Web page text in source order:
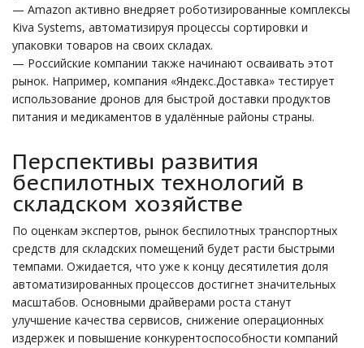
— Amazon активно внедряет роботизированные комплексы
Kiva Systems, автоматизируя процессы сортировки и
упаковки товаров на своих складах.
— Российские компании также начинают осваивать этот
рынок. Например, компания «Яндекс.Доставка» тестирует
использование дронов для быстрой доставки продуктов
питания и медикаментов в удалённые районы страны.
Перспективы развития
беспилотных технологий в
складском хозяйстве
По оценкам экспертов, рынок беспилотных транспортных
средств для складских помещений будет расти быстрыми
темпами. Ожидается, что уже к концу десятилетия доля
автоматизированных процессов достигнет значительных
масштабов. Основными драйверами роста станут
улучшение качества сервисов, снижение операционных
издержек и повышение конкурентоспособности компаний